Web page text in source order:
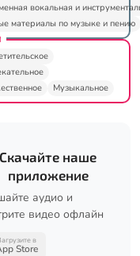
вокальная и
материалы по музыке и пению
Музыкальное
Скачайте наше
приложение
аудио и
видео офлайн
в
Store